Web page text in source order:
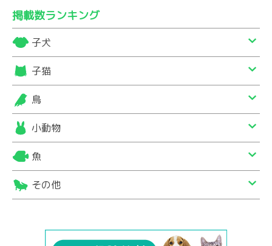
掲載数ランキング
子犬
子猫
鳥
小動物
魚
その他